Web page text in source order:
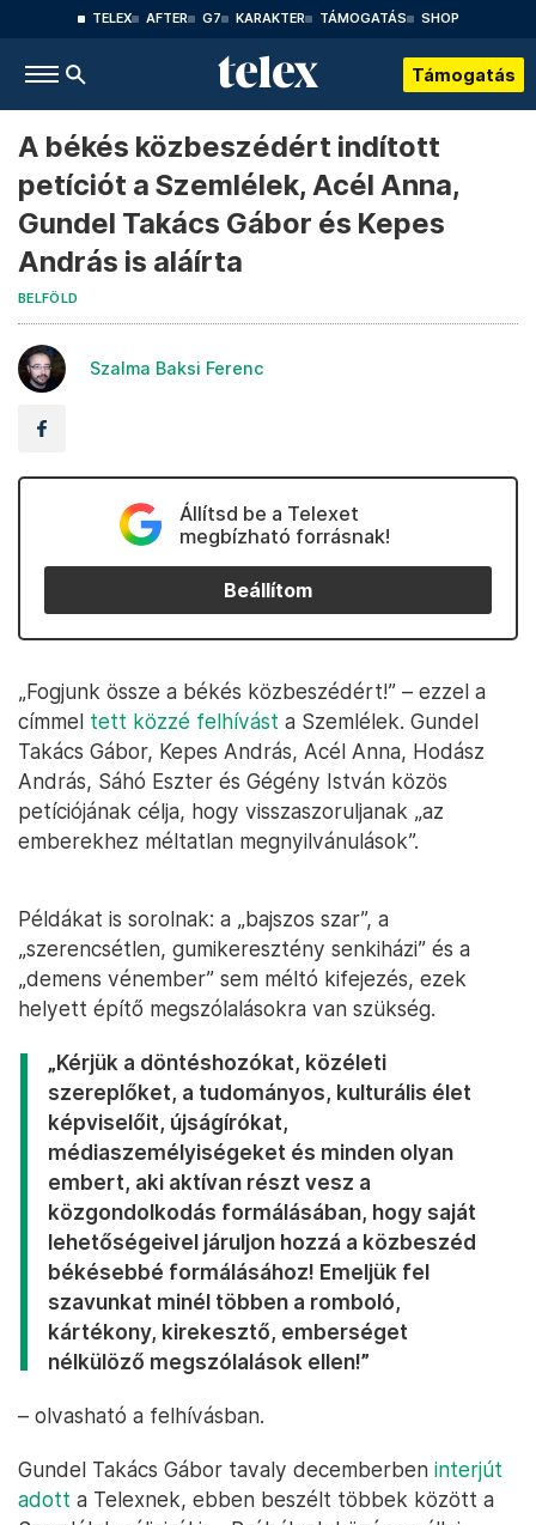
TELEX AFTER G7 KARAKTER TÁMOGATÁS SHOP
Támogatás
A békés közbeszédért indított
petíciót a Szemlélek, Acél Anna,
Gundel Takács Gábor és Kepes
András is aláírta
BELFÖLD
Szalma Baksi Ferenc
Állítsd be a Telexet
megbízható forrásnak!
Beállítom
„Fogjunk össze a békés közbeszédért!” – ezzel a
címmel tett közzé felhívást a Szemlélek. Gundel
Takács Gábor, Kepes András, Acél Anna, Hodász
András, Sáhó Eszter és Gégény István közös
petíciójának célja, hogy visszaszoruljanak „az
emberekhez méltatlan megnyilvánulások”.
Példákat is sorolnak: a „bajszos szar”, a
„szerencsétlen, gumikeresztény senkiházi” és a
„demens vénember” sem méltó kifejezés, ezek
helyett építő megszólalásokra van szükség.
„Kérjük a döntéshozókat, közéleti
szereplőket, a tudományos, kulturális élet
képviselőit, újságírókat,
médiaszemélyiségeket és minden olyan
embert, aki aktívan részt vesz a
közgondolkodás formálásában, hogy saját
lehetőségeivel járuljon hozzá a közbeszéd
békésebbé formálásához! Emeljük fel
szavunkat minél többen a romboló,
kártékony, kirekesztő, emberséget
nélkülöző megszólalások ellen!”
– olvasható a felhívásban.
Gundel Takács Gábor tavaly decemberben interjút
adott a Telexnek, ebben beszélt többek között a